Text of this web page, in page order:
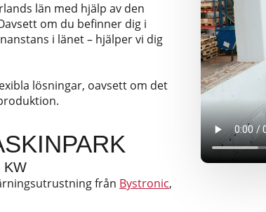
län med hjälp av den
om du befinner dig i
i länet – hjälper vi dig
lösningar, oavsett om det
KW
från Bystronic,